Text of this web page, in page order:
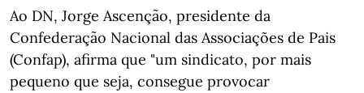
Ao DN, Jorge Ascenção, presidente da
Confederação Nacional das Associações de Pais
(Confap), afirma que "um sindicato, por mais
pequeno que seja, consegue provocar